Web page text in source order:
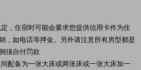
，住宿时可能会要求您提供信用卡作为住
，如电话等押金。另外请注意所有房型都是
须自付罚款
配备为一张大床或两张床或一张大床加一